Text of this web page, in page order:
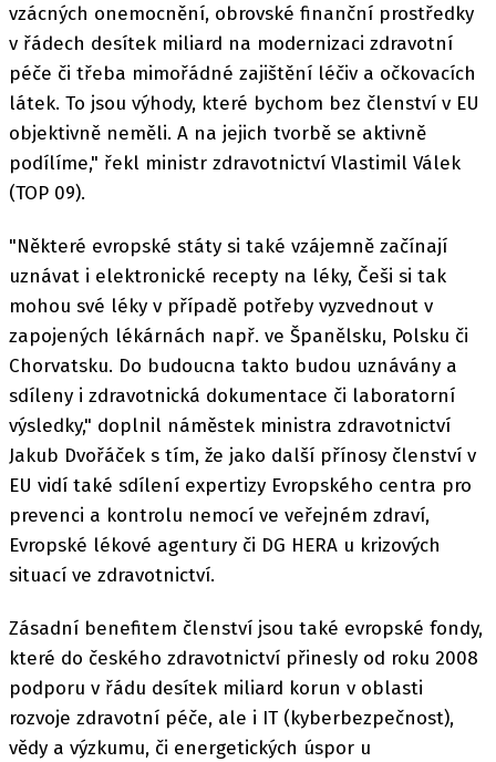
vzácných onemocnění, obrovské finanční prostředky
v řádech desítek miliard na modernizaci zdravotní
péče či třeba mimořádné zajištění léčiv a očkovacích
látek. To jsou výhody, které bychom bez členství v EU
objektivně neměli. A na jejich tvorbě se aktivně
podílíme," řekl ministr zdravotnictví Vlastimil Válek
(TOP 09).
"Některé evropské státy si také vzájemně začínají
uznávat i elektronické recepty na léky, Češi si tak
mohou své léky v případě potřeby vyzvednout v
zapojených lékárnách např. ve Španělsku, Polsku či
Chorvatsku. Do budoucna takto budou uznávány a
sdíleny i zdravotnická dokumentace či laboratorní
výsledky," doplnil náměstek ministra zdravotnictví
Jakub Dvořáček s tím, že jako další přínosy členství v
EU vidí také sdílení expertizy Evropského centra pro
prevenci a kontrolu nemocí ve veřejném zdraví,
Evropské lékové agentury či DG HERA u krizových
situací ve zdravotnictví.
Zásadní benefitem členství jsou také evropské fondy,
které do českého zdravotnictví přinesly od roku 2008
podporu v řádu desítek miliard korun v oblasti
rozvoje zdravotní péče, ale i IT (kyberbezpečnost),
vědy a výzkumu, či energetických úspor u